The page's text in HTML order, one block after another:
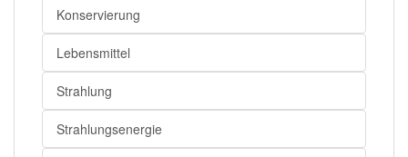
Konservierung
Lebensmittel
Strahlung
Strahlungsenergie